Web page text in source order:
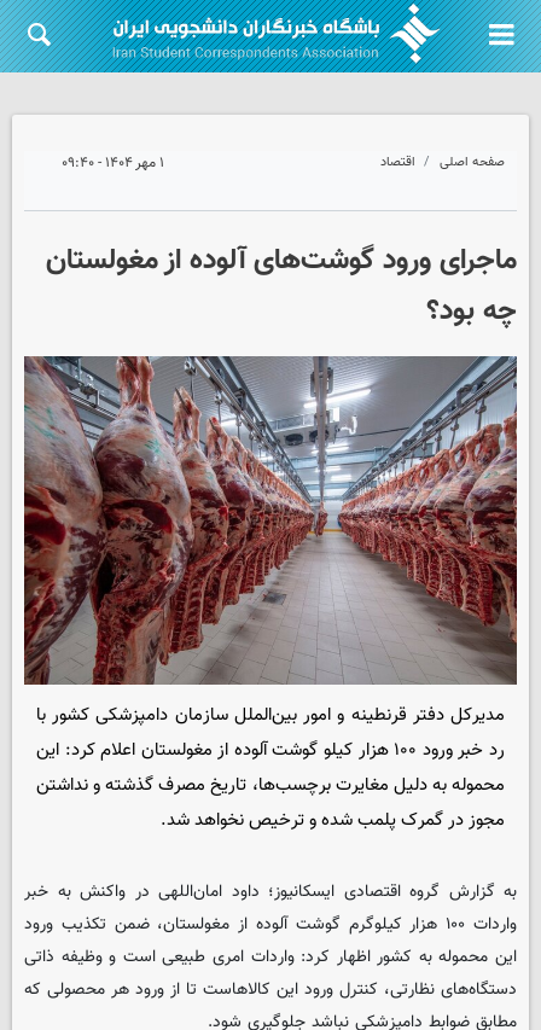
صفحه اصلی اقتصاد ۱ مهر ۱۴۰۴ - ۰۹:۴۰
ماجرای ورود گوشت‌های آلوده از مغولستان
چه بود؟
مدیرکل دفتر قرنطینه و امور بین‌الملل سازمان دامپزشکی کشور با
رد خبر ورود ۱۰۰ هزار کیلو گوشت آلوده از مغولستان اعلام کرد: این
محموله به دلیل مغایرت برچسب‌ها، تاریخ مصرف گذشته و نداشتن
مجوز در گمرک پلمب شده و ترخیص نخواهد شد.
به گزارش گروه اقتصادی ایسکانیوز؛ داود امان‌اللهی در واکنش به خبر
واردات ۱۰۰ هزار کیلوگرم گوشت آلوده از مغولستان، ضمن تکذیب ورود
این محموله به کشور اظهار کرد: واردات امری طبیعی است و وظیفه ذاتی
دستگاه‌های نظارتی، کنترل ورود این کالاهاست تا از ورود هر محصولی که
مطابق ضوابط دامپزشکی نباشد جلوگیری شود.